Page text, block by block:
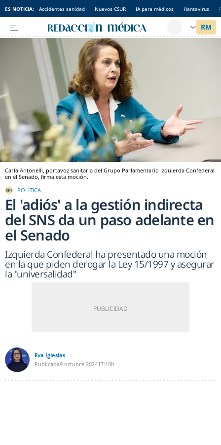
ES NOTICIA: Accidentes sanidad Nuevos CSUR IA para médicos Hantavirus
Carla Antonelli, portavoz sanitaria del Grupo Parlamentario Izquierda Confederal
en el Senado, firma esta moción.
POLÍTICA
El 'adiós' a la gestión indirecta
del SNS da un paso adelante en
el Senado
Izquierda Confederal ha presentado una moción
en la que piden derogar la Ley 15/1997 y asegurar
la "universalidad"
Eva Iglesias
Publicada9 octubre 202417:10h